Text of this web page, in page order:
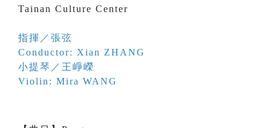
Tainan Culture Center
指揮／張弦
Conductor: Xian ZHANG
小提琴／王崢嶸
Violin: Mira WANG